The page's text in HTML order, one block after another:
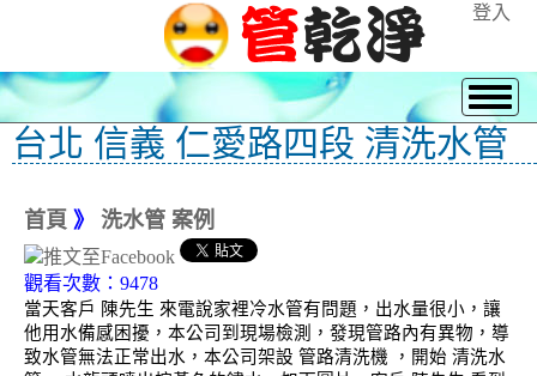
登入
台北 信義 仁愛路四段 清洗水管
首頁 》 洗水管 案例
觀看次數：9478
當天客戶 陳先生 來電說家裡冷水管有問題，出水量很小，讓
他用水備感困擾，本公司到現場檢測，發現管路內有異物，導
致水管無法正常出水，本公司架設 管路清洗機 ，開始 清洗水